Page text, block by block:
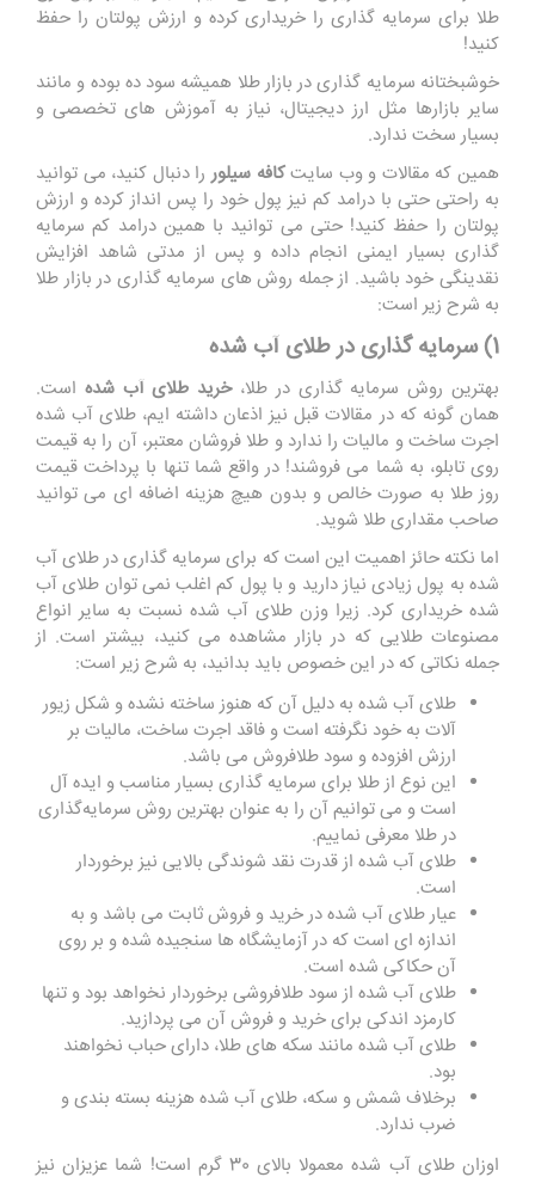
طلا برای سرمایه گذاری را خریداری کرده و ارزش پولتان را حفظ
کنید!
خوشبختانه سرمایه گذاری در بازار طلا همیشه سود ده بوده و مانند
سایر بازارها مثل ارز دیجیتال، نیاز به آموزش های تخصصی و
بسیار سخت ندارد.
همین که مقالات و وب سایتکافه سیلور را دنبال کنید، می توانید
به راحتی حتی با درامد کم نیز پول خود را پس انداز کرده و ارزش
پولتان را حفظ کنید! حتی می توانید با همین درامد کم سرمایه
گذاری بسیار ایمنی انجام داده و پس از مدتی شاهد افزایش
نقدینگی خود باشید. از جمله روش های سرمایه گذاری در بازار طلا
به شرح زیر است:
1) سرمایه‌ گذاری در طلای آب شده
بهترین روش سرمایه گذاری در طلا،خرید طلای آب شده است.
همان گونه که در مقالات قبل نیز اذعان داشته ایم، طلای آب شده
اجرت ساخت و مالیات را ندارد و طلا فروشان معتبر، آن را به قیمت
روی تابلو، به شما می فروشند! در واقع شما تنها با پرداخت قیمت
روز طلا به صورت خالص و بدون هیچ هزینه اضافه‌ ای می توانید
صاحب مقداری طلا شوید.
اما نکته حائز اهمیت این است که برای سرمایه گذاری در طلای آب
شده به پول زیادی نیاز دارید و با پول کم اغلب نمی توان طلای آب
شده خریداری کرد. زیرا وزن طلای آب شده نسبت به سایر انواع
مصنوعات طلایی که در بازار مشاهده می کنید، بیشتر است. از
جمله نکاتی که در این خصوص باید بدانید، به شرح زیر است:
طلای آب شده به دلیل آن که هنوز ساخته نشده و شکل زیور
آلات به خود نگرفته است و فاقد اجرت ساخت، مالیات بر
ارزش افزوده و سود طلافروش می ‌باشد.
این نوع از طلا برای سرمایه‌ گذاری بسیار مناسب و ایده آل
است و می ‌توانیم آن را به عنوان بهترین روش سرمایه‌گذاری
در طلا معرفی نماییم.
طلای آب شده از قدرت نقد شوندگی بالایی نیز برخوردار
است.
عیار طلای آب شده در خرید و فروش ثابت می باشد و به
اندازه ای است که در آزمایشگاه ها سنجیده شده و بر روی
آن حکاکی شده است.
طلای آب شده از سود طلافروشی برخوردار نخواهد بود و تنها
کارمزد اندکی برای خرید و فروش آن می‌ پردازید.
طلای آب شده مانند سکه های طلا، دارای حباب نخواهند
بود.
برخلاف شمش و سکه، طلای آب شده هزینه بسته ‌بندی و
ضرب ندارد.
اوزان طلای آب شده معمولا بالای 30 گرم است! شما عزیزان نیز